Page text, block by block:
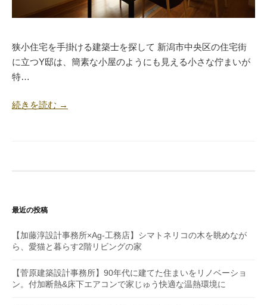
狭小住宅を手掛ける建築士を探して 新潟市中央区の住宅街
に立つY邸は、簡素な小屋のようにも見える小さな佇まいが
特…
続きを読む →
最近の投稿
【加藤淳設計事務所×Ag-工務店】シマトネリコの木を眺めなが
ら、愛猫と暮らす2階リビングの家
【菅原建築設計事務所】90年代に建てた住まいをリノベーショ
ン。付加断熱&床下エアコンで家じゅう快適な温熱環境に